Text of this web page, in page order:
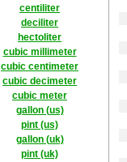
centiliter
deciliter
hectoliter
cubic millimeter
cubic centimeter
cubic decimeter
cubic meter
gallon (us)
pint (us)
gallon (uk)
pint (uk)